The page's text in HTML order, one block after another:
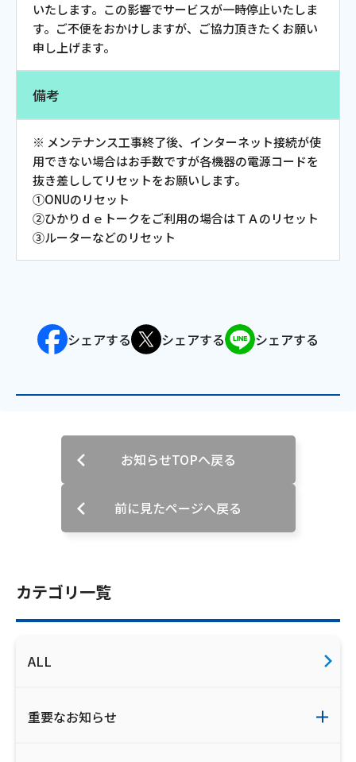
おトクなプラン
パンフレット・チラシ
会社案内
お知らせ
サイトマップ
ウェブサイトのご利用について
安全・安心マーク
安全・安心ガイド
放送番組審議会議事録
ご利用約款・重要事項説明書
プライバシーポリシー
カテゴリ一覧
ALL
重要なお知らせ
いたします。この影響でサービスが一時停止いたしま
す。ご不便をおかけしますが、ご協力頂きたくお願い
申し上げます。
備考
※ メンテナンス工事終了後、インターネット接続が使
用できない場合はお手数ですが各機器の電源コードを
抜き差ししてリセットをお願いします。
①ONUのリセット
②ひかりｄｅトークをご利用の場合はＴＡのリセット
③ルーターなどのリセット
シェアする シェアする シェアする
お知らせTOPへ戻る
前に見たページへ戻る